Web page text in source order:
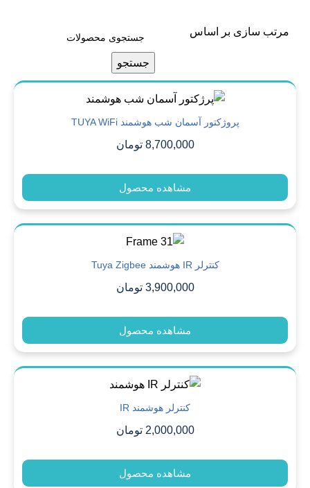
جستجو
مرتب سازی بر اساس
پروژکتور آسمان شب هوشمند TUYA WiFi
8,700,000 تومان
مشاهده محصول
کنترلر IR هوشمند Tuya Zigbee
3,900,000 تومان
مشاهده محصول
کنترلر هوشمند IR
2,000,000 تومان
مشاهده محصول